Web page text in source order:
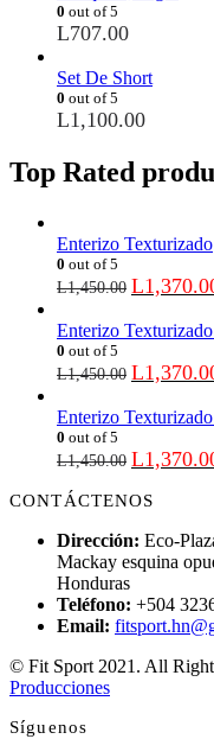
0 out of 5
L707.00
Set De Short
0 out of 5
L1,100.00
Top Rated
Enterizo Texturizado
0 out of 5
L1,450.00 L
Enterizo
0 out of 5
L1,450.00 L
Enterizo
0 out of 5
L1,450.00 L
CONTÁCTENOS
Dirección: Eco-
Mackay esquina
Honduras
Teléfono: +504
Email:
© Fit Sport 2021. All
Producciones
Síguenos